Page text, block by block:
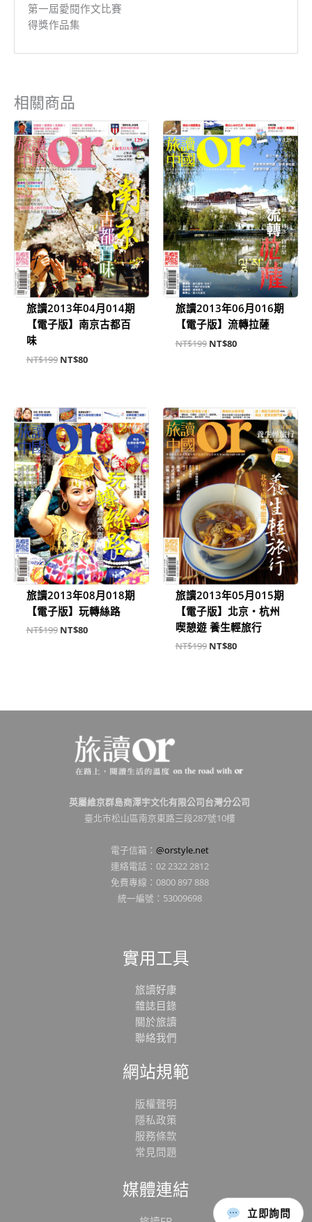
立即詢問
第一屆愛閱作文比賽
得獎作品集
相關商品
旅讀2013年04月014期
【電子版】南京古都百
味
NT$199
原
始
價
格：
NT$199。
NT$80
目
前
價
格：
NT$80。
旅讀2013年06月016期
【電子版】流轉拉薩
NT$199
原
始
價
格：
NT$199。
NT$80
目
前
價
格：
NT$80。
旅讀2013年08月018期
【電子版】玩轉絲路
NT$199
原
始
價
格：
NT$199。
NT$80
目
前
價
格：
NT$80。
旅讀2013年05月015期
【電子版】北京‧杭州
喫憩遊 養生輕旅行
NT$199
原
始
價
格：
NT$199。
NT$80
目
前
價
格：
NT$80。
英屬維京群島商澤宇文化有限公司台灣分公司
臺北市松山區南京東路三段287號10樓
電子信箱： @orstyle.net
連絡電話：02 2322 2812
免費專線：0800 897 888
統一編號：53009698
實用工具
旅讀好康
雜誌目錄
關於旅讀
聯絡我們
網站規範
版權聲明
隱私政策
服務條款
常見問題
媒體連結